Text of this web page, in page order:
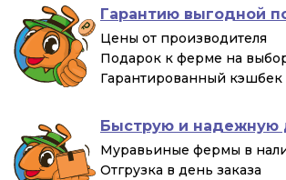
Гарантию выгодной
Цены от производителя
Подарок к ферме на
Гарантированный кэшбек
Быструю и надежную
Муравьиные фермы в
Отгрузка в день заказа